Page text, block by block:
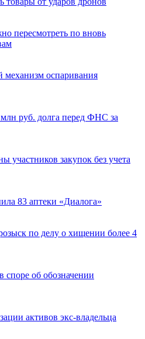
пересмотреть по вновь
механизм оспаривания
руб. долга перед ФНС за
участников закупок без учета
83 аптеки «Диалога»
по делу о хищении более 4
об обозначении
активов экс-владельца